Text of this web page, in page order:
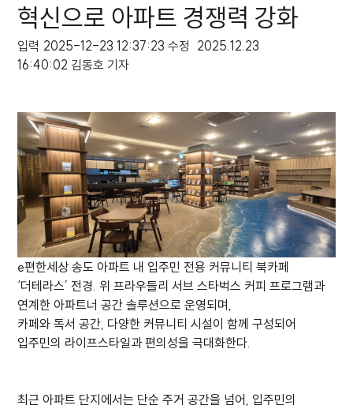
혁신으로 아파트 경쟁력 강화
입력 2025-12-23 12:37:23 수정 2025.12.23
16:40:02 김동호 기자
e편한세상 송도 아파트 내 입주민 전용 커뮤니티 북카페
‘더테라스’ 전경. 위 프라우들리 서브 스타벅스 커피 프로그램과
연계한 아파트너 공간 솔루션으로 운영되며,
카페와 독서 공간, 다양한 커뮤니티 시설이 함께 구성되어
입주민의 라이프스타일과 편의성을 극대화한다.
최근 아파트 단지에서는 단순 주거 공간을 넘어, 입주민의